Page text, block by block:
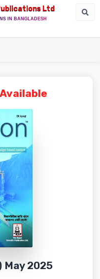
Ltd
IN BANGLADESH
May 2025